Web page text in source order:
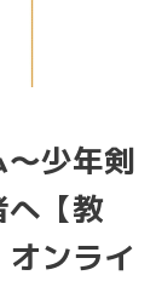
少年剣
へ【教
ンライ